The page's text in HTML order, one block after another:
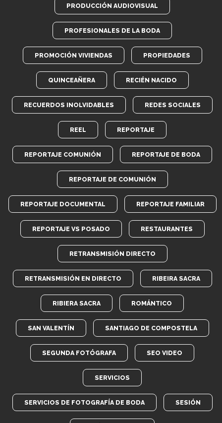
PRODUCCIÓN AUDIOVISUAL
PROFESIONALES DE LA BODA
PROMOCIÓN VIVIENDAS PROPIEDADES
QUINCEAÑERA RECIÉN NACIDO
RECUERDOS INOLVIDABLES REDES SOCIALES
REEL REPORTAJE
REPORTAJE COMUNIÓN REPORTAJE DE BODA
REPORTAJE DE COMUNIÓN
REPORTAJE DOCUMENTAL REPORTAJE FAMILIAR
REPORTAJE VS POSADO RESTAURANTES
RETRANSMISIÓN DIRECTO
RETRANSMISIÓN EN DIRECTO RIBEIRA SACRA
RIBIERA SACRA ROMÁNTICO
SAN VALENTÍN SANTIAGO DE COMPOSTELA
SEGUNDA FOTÓGRAFA SEO VIDEO
SERVICIOS
SERVICIOS DE FOTOGRAFÍA DE BODA SESIÓN